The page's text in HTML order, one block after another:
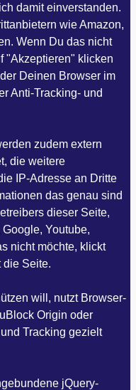
damit einverstanden.
wie Amazon,
Wenn Du das nicht
"Akzeptieren" klicken
Deinen Browser im
Anti-Tracking- und
zudem extern
die weitere
IP-Adresse an Dritte
das genau sind
dieser Seite,
Youtube,
nicht möchte, klickt
die Seite.
will, nutzt Browser-
Origin oder
Tracking gezielt
jQuery-